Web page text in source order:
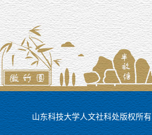
山东科技大学人文社科处版权所有